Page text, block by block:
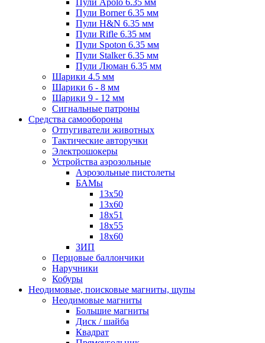
Пули Borner 6.35 мм
Пули H&N 6.35 мм
Пули Rifle 6.35 мм
Пули Spoton 6.35 мм
Пули Stalker 6.35 мм
Пули Люман 6.35 мм
Шарики 4.5 мм
Шарики 6 - 8 мм
Шарики 9 - 12 мм
Сигнальные патроны
Средства самообороны
Отпугиватели животных
Тактические авторучки
Электрошокеры
Устройства аэрозольные
Аэрозольные пистолеты
БАМы
13х50
13х60
18х51
18х55
18х60
ЗИП
Перцовые баллончики
Наручники
Кобуры
Неодимовые, поисковые магниты, щупы
Неодимовые магниты
Большие магниты
Диск / шайба
Квадрат